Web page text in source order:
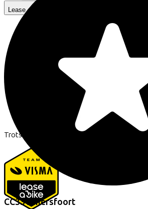
CC33 Amersfoort
Lease a Bike
Security & Privacy
Trotse partner van